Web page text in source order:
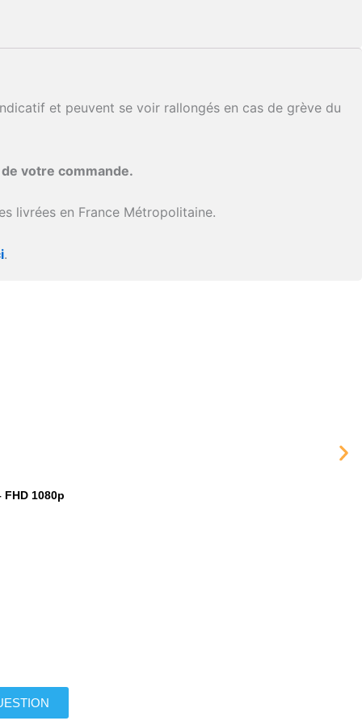
et peuvent se voir rallongés en cas de grève du
votre commande.
livrées en France Métropolitaine.
.
FHD 1080p